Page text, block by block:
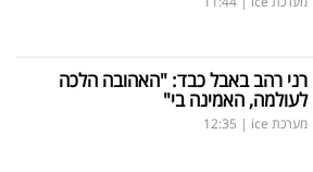
רני רהב באבל כבד: "האהובה הלכה
לעולמה, האמינה בי"
מערכת ice |
12:35